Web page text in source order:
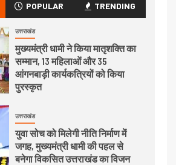
POPULAR TRENDING
उत्तराखंड
मुख्यमंत्री धामी ने किया मातृशक्ति का
सम्मान, 13 महिलाओं और 35
आंगनबाड़ी कार्यकत्रियों को किया
पुरस्कृत
उत्तराखंड
युवा सोच को मिलेगी नीति निर्माण में
जगह, मुख्यमंत्री धामी की पहल से
बनेगा विकसित उत्तराखंड का विजन